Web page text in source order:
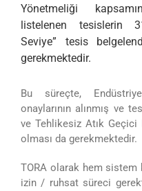
Yönetmeliği
listelenen tesislerin
Seviye” tesis
gerekmektedir.
Bu süreçte,
onaylarının alınmış ve
ve Tehlikesiz Atık Geçici
olması da gerekmektedir.
TORA olarak hem sistem
izin / ruhsat süreci